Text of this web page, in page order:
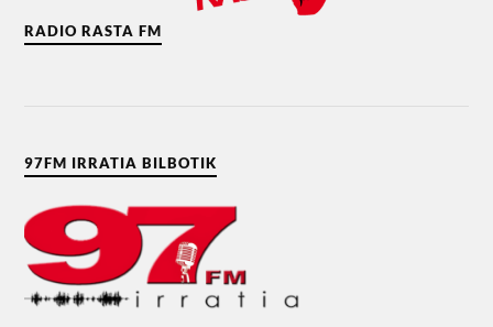
RADIO RASTA FM
97FM IRRATIA BILBOTIK